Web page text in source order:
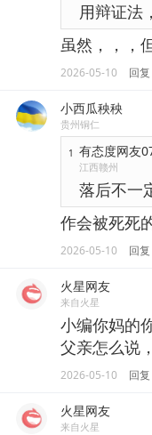
用辩证法
虽然，，，
2026-05-10 回复
小西瓜秧秧
贵州铜仁
1 有态度网友
江西赣州
落后不一
作会被死死
2026-05-10 回复
火星网友
来自火星
小编你妈的
父亲怎么说
2026-05-10 回复
火星网友
来自火星